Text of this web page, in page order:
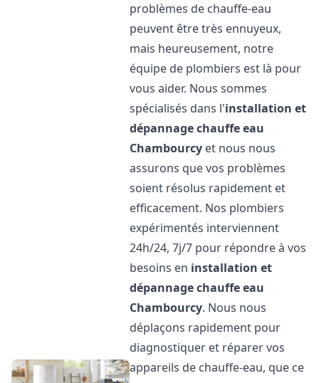
problèmes de chauffe-eau
peuvent être très ennuyeux,
mais heureusement, notre
équipe de plombiers est là pour
vous aider. Nous sommes
spécialisés dans l'installation et
dépannage chauffe eau
Chambourcy et nous nous
assurons que vos problèmes
soient résolus rapidement et
efficacement. Nos plombiers
expérimentés interviennent
24h/24, 7j/7 pour répondre à vos
besoins en installation et
dépannage chauffe eau
Chambourcy. Nous nous
déplaçons rapidement pour
diagnostiquer et réparer vos
appareils de chauffe-eau, que ce